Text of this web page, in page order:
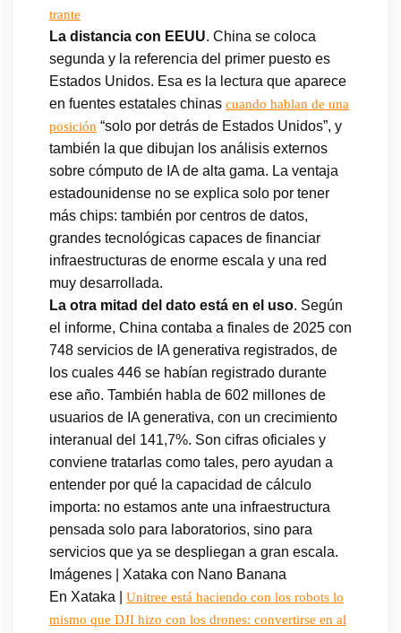
trante
La distancia con EEUU. China se coloca
segunda y la referencia del primer puesto es
Estados Unidos. Esa es la lectura que aparece
en fuentes estatales chinas cuando hablan de una
posición “solo por detrás de Estados Unidos”, y
también la que dibujan los análisis externos
sobre cómputo de IA de alta gama. La ventaja
estadounidense no se explica solo por tener
más chips: también por centros de datos,
grandes tecnológicas capaces de financiar
infraestructuras de enorme escala y una red
muy desarrollada.
La otra mitad del dato está en el uso. Según
el informe, China contaba a finales de 2025 con
748 servicios de IA generativa registrados, de
los cuales 446 se habían registrado durante
ese año. También habla de 602 millones de
usuarios de IA generativa, con un crecimiento
interanual del 141,7%. Son cifras oficiales y
conviene tratarlas como tales, pero ayudan a
entender por qué la capacidad de cálculo
importa: no estamos ante una infraestructura
pensada solo para laboratorios, sino para
servicios que ya se despliegan a gran escala.
Imágenes | Xataka con Nano Banana
En Xataka | Unitree está haciendo con los robots lo
mismo que DJI hizo con los drones: convertirse en al